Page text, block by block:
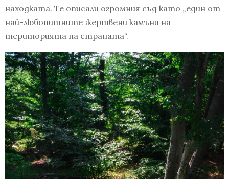
находката. Те описали огромния съд като „един от
най-любопитните жертвени камъни на
територията на страната“.